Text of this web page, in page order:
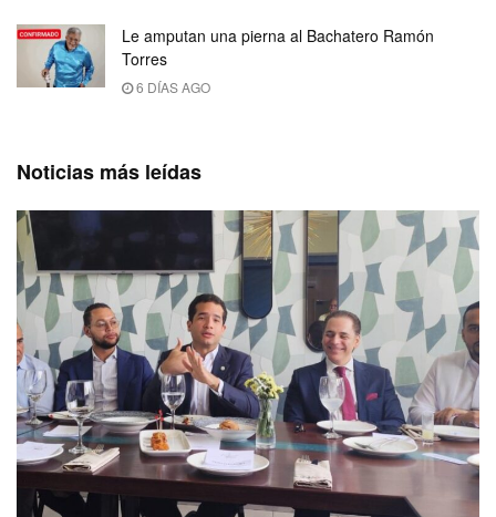
Le amputan una pierna al Bachatero Ramón
Torres
6 DÍAS AGO
Noticias más leídas